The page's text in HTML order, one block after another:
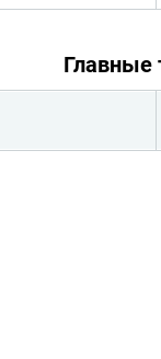
Главные